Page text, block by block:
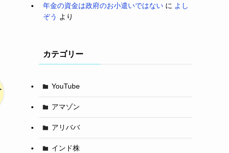
年金の資金は政府のお小遣いではない に よし
ぞう より
カテゴリー
YouTube
アマゾン
アリババ
インド株